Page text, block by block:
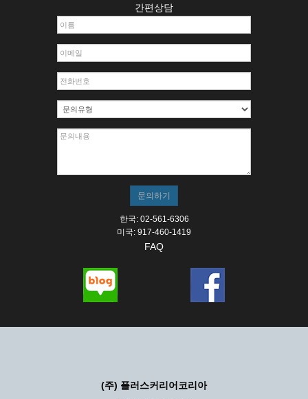
간편상담
한국: 02-561-6306
미국: 917-460-1419
FAQ
(주) 플러스커리어코리아